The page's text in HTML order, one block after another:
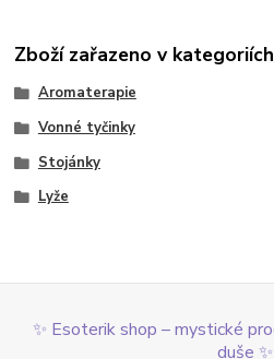
Zboží zařazeno v kategoriích
Aromaterapie
Vonné tyčinky
Stojánky
Lyže
✨ Esoterik shop – mystické
duše ✨